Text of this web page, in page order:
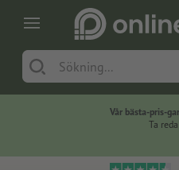
Vår bästa-pris-
Ta